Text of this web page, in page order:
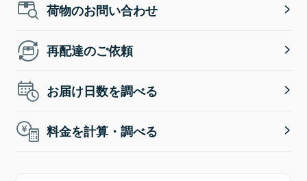
荷物のお問い合わせ
再配達のご依頼
お届け日数を調べる
料金を計算・調べる